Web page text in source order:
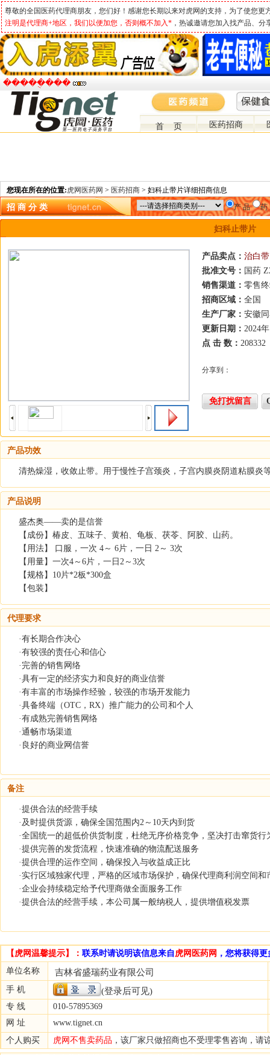
尊敬的全国医药代理商朋友，您们好！感谢您长期以来对虎网的支持，为了使您更
注明是代理商+地区，我们以便加您，否则概不加入* ，热诚邀请您加入找产品、
�����ֻ���
首 页 医药招商
您现在所在的位置:虎网医药网 > 医药招商 > 妇科止带片详细招商信息
招 商 分 类 产 品 药
妇科止带片
产品卖点： 治白
批准文号： 国药
销售渠道： 零售
招商区域： 全国
生产厂家： 安徽
更新日期： 2024
点 击 数： 208332
分享到：
免打扰留言
产品功效
清热燥湿，收敛止带。用于慢性子宫颈炎，子宫内膜炎阴道粘膜炎
产品说明
盛杰奥——卖的是信誉
【成份】椿皮、五味子、黄柏、龟板、茯苓、阿胶、山药。
【用法】 口服，一次 4～ 6片，一日 2～ 3次
【用量】一次4～6片，一日2～3次
【规格】10片*2板*300盒
【包装】
代理要求
·有长期合作决心
·有较强的责任心和信心
·完善的销售网络
·具有一定的经济实力和良好的商业信誉
·有丰富的市场操作经验，较强的市场开发能力
·具备终端（OTC，RX）推广能力的公司和个人
·有成熟完善销售网络
·通畅市场渠道
·良好的商业网信誉
备注
·提供合法的经营手续
·及时提供货源，确保全国范围内2～10天内到货
·全国统一的超低价供货制度，杜绝无序价格竞争，坚决打击窜货行
·提供完善的发货流程，快速准确的物流配送服务
·提供合理的运作空间，确保投入与收益成正比
·实行区域独家代理，严格的区域市场保护，确保代理商利润空间和
·企业会持续稳定给予代理商做全面服务工作
·提供合法的经营手续，本公司属一般纳税人，提供增值税发票
【虎网温馨提示】： 联系时请说明该信息来自虎网医药网 ，您将获得
单位名称
吉林省盛瑞药业有限公司
手 机 (登录后可见)
专 线
010-57895369
网 址
www.tignet.cn
个人购买
虎网不售卖药品 ，该厂家只做招商也不受理零售咨询，请